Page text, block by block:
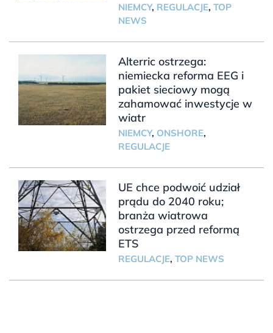
NIEMCY, REGULACJE, TOP
NEWS
Alterric ostrzega:
niemiecka reforma EEG i
pakiet sieciowy mogą
zahamować inwestycje w
wiatr
NIEMCY, ONSHORE,
REGULACJE
UE chce podwoić udział
prądu do 2040 roku;
branża wiatrowa
ostrzega przed reformą
ETS
REGULACJE, TOP NEWS